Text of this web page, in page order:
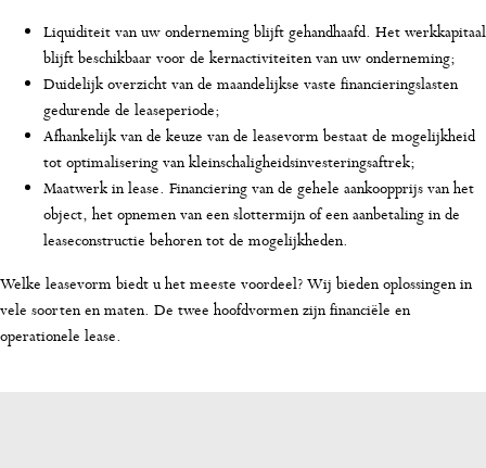
Liquiditeit van uw onderneming blijft gehandhaafd. Het werkkapitaal
blijft beschikbaar voor de kernactiviteiten van uw onderneming;
Duidelijk overzicht van de maandelijkse vaste financieringslasten
gedurende de leaseperiode;
Afhankelijk van de keuze van de leasevorm bestaat de mogelijkheid
tot optimalisering van kleinschaligheidsinvesteringsaftrek;
Maatwerk in lease. Financiering van de gehele aankoopprijs van het
object, het opnemen van een slottermijn of een aanbetaling in de
leaseconstructie behoren tot de mogelijkheden.
Welke leasevorm biedt u het meeste voordeel? Wij bieden oplossingen in
vele soorten en maten. De twee hoofdvormen zijn financiële en
operationele lease.